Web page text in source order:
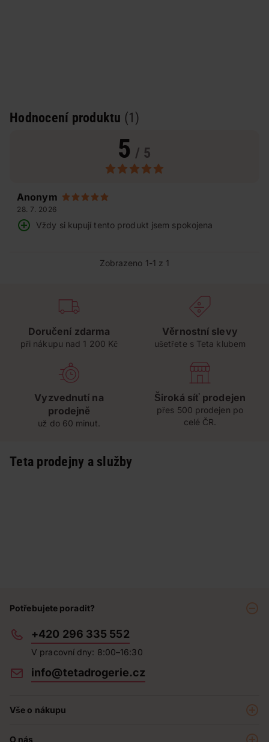
Hodnocení produktu (1)
5 / 5
Anonym
28. 7. 2026
Vždy si kupují tento produkt jsem spokojena
Zobrazeno 1-1 z 1
Doručení zdarma
při nákupu nad 1 200 Kč
Věrnostní slevy
ušetřete s Teta klubem
Vyzvednutí na
prodejně
už do 60 minut.
Široká síť prodejen
přes 500 prodejen po
celé ČR.
Teta prodejny a služby
Potřebujete poradit?
+420 296 335 552
V pracovní dny: 8:00–16:30
info@tetadrogerie.cz
Vše o nákupu
O nás